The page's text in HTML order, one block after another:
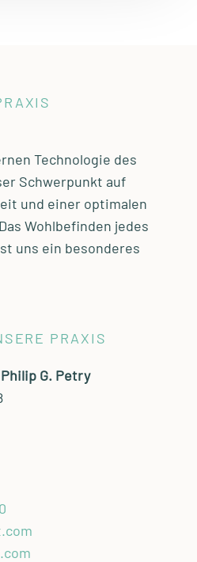
Technologie des
Schwerpunkt auf
und einer optimalen
Wohlbefinden jedes
uns ein besonderes
PRAXIS
G. Petry